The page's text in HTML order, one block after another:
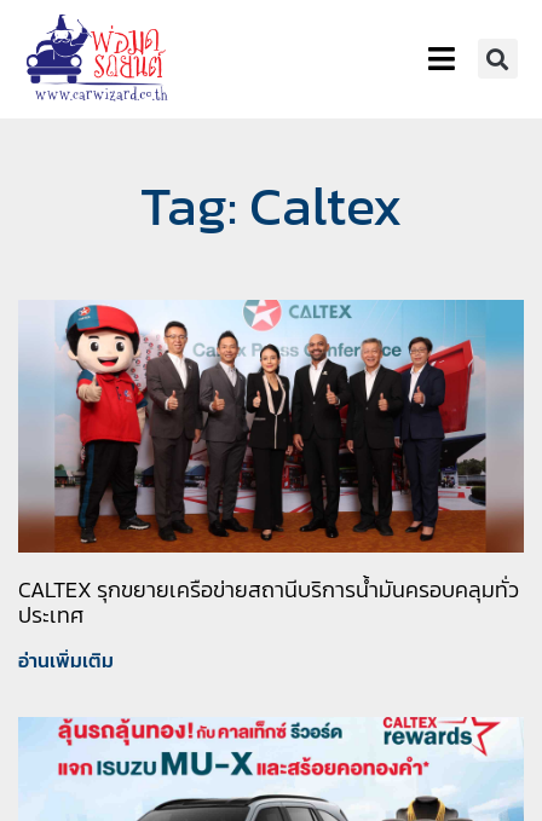
Tag: Caltex
CALTEX รุกขยายเครือข่ายสถานีบริการน้ำมันครอบคลุมทั่ว
ประเทศ
อ่านเพิ่มเติม